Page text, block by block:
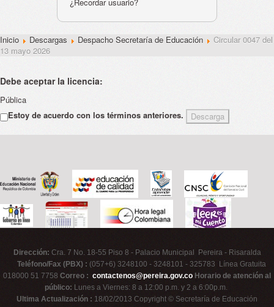
Inicio Descargas Despacho Secretaría de Educación
Circular 0047 del
13 mayo 2026
Debe aceptar la licencia:
Pública
Estoy de acuerdo con los términos anteriores.
Dirección: Cra. 7 No. 18-55 Piso 8 - Palacio Municipal Pereira - Risaralda
Teléfono/Fax (PBX) : (057+6) 3248100 - 3248101 - 325783 Línea Gratuita
018000 51 7758 Correo : contactenos@pereira.gov.co Horario de atención al
público: Lunes a Viernes: 8 a 12:00 p.m. y 2 a 6:00p.m.
Ultima Actualización : 18/02/2013 Copyright © Secretaría de Educación